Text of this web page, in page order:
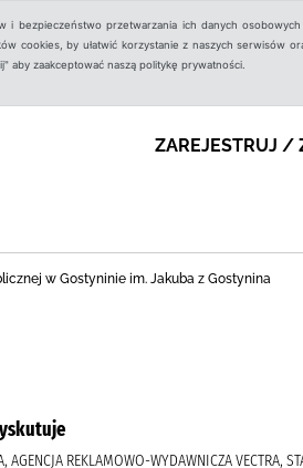
i bezpieczeństwo przetwarzania ich danych
cookies, by ułatwić korzystanie z naszych serwisów
aby zaakceptować naszą politykę prywatności.
ZAREJESTRUJ /
w Gostyninie im. Jakuba z Gostynina
AGENCJA REKLAMOWO-WYDAWNICZA VECTRA,